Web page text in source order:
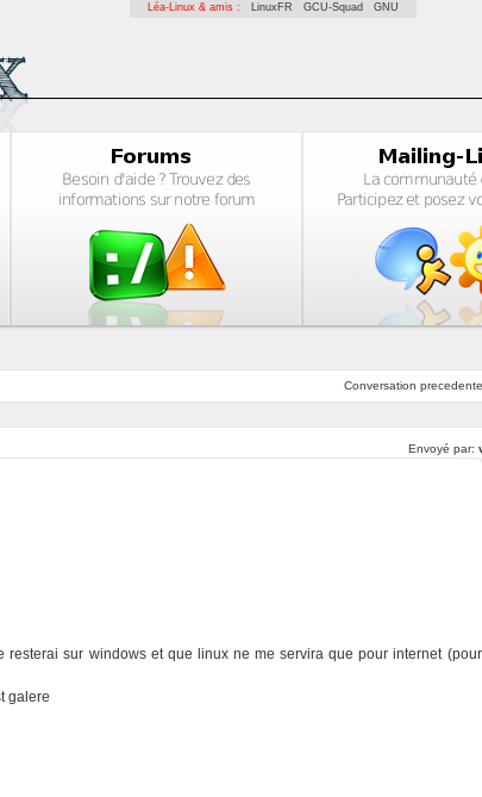
Léa-Linux & amis : LinuxFR GCU-Squad GNU
Conversation precedente
Envoyé par:
sur windows et que linux ne me servira que pour internet (pour
galere